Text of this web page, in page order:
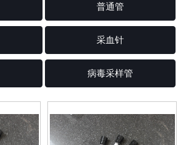
新闻中心
荣誉资质
公司场景
联系方式
普通管
采血针
病毒采样管